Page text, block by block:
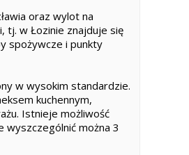
oraz wylot na
tj. w Łozinie znajduje się
spożywcze i punkty
w wysokim standardzie.
kuchennym,
Istnieje możliwość
wyszczególnić można 3